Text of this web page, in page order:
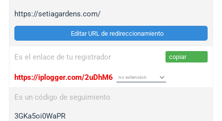
https://setiagardens.com/
Editar URL de redireccionamiento
Es el enlace de tu registrador copiar
https://iplogger.com/2uDhM6
Es un código de seguimiento
3GKa5oi0WaPR